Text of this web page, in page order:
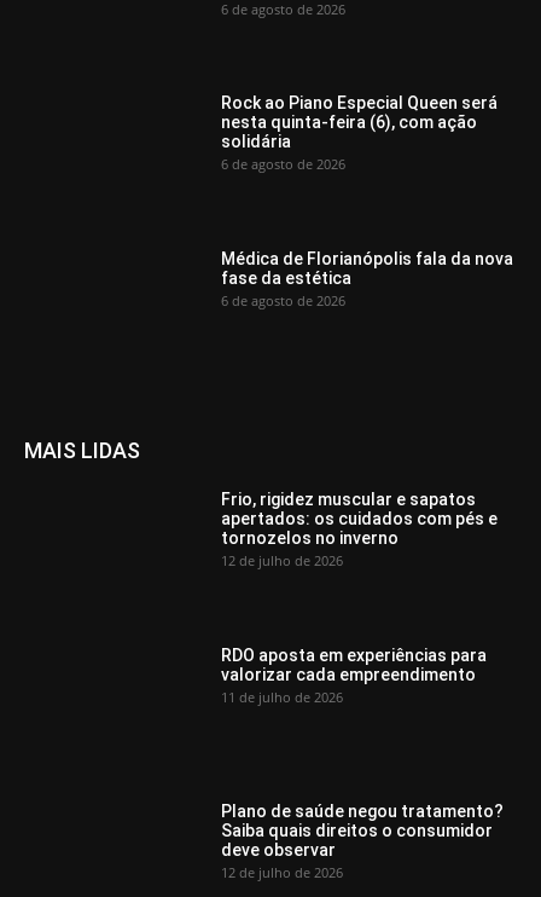
6 de agosto de 2026
Rock ao Piano Especial Queen será
nesta quinta-feira (6), com ação
solidária
6 de agosto de 2026
Médica de Florianópolis fala da nova
fase da estética
6 de agosto de 2026
MAIS LIDAS
Frio, rigidez muscular e sapatos
apertados: os cuidados com pés e
tornozelos no inverno
12 de julho de 2026
RDO aposta em experiências para
valorizar cada empreendimento
11 de julho de 2026
Plano de saúde negou tratamento?
Saiba quais direitos o consumidor
deve observar
12 de julho de 2026